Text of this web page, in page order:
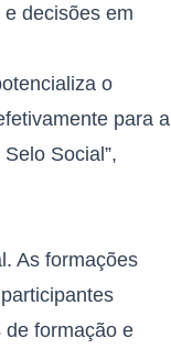
decisões em
o
para a
Social”,
As formações
de formação e